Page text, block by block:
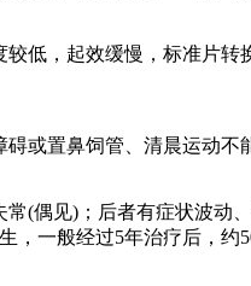
低，起效缓慢，标准片
或置鼻饲管、清晨运动不
(偶见)；后者有症状波动
一般经过5年治疗后，约